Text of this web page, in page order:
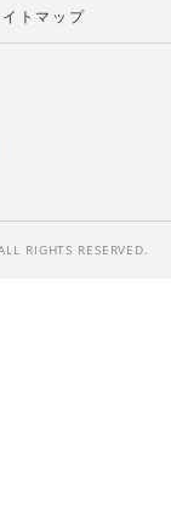
トマップ
RIGHTS RESERVED.